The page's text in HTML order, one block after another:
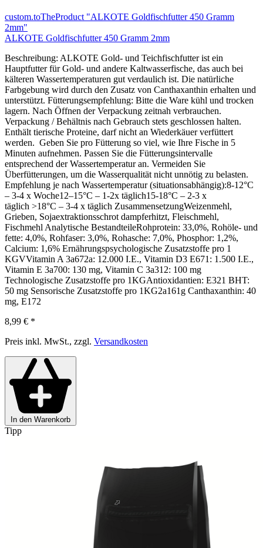
custom.toTheProduct "ALKOTE Goldfischfutter 450 Gramm
2mm"
ALKOTE Goldfischfutter 450 Gramm 2mm
Beschreibung: ALKOTE Gold- und Teichfischfutter ist ein
Hauptfutter für Gold- und andere Kaltwasserfische, das auch bei
kälteren Wassertemperaturen gut verdaulich ist. Die natürliche
Farbgebung wird durch den Zusatz von Canthaxanthin erhalten und
unterstützt. Fütterungsempfehlung: Bitte die Ware kühl und trocken
lagern. Nach Öffnen der Verpackung zeitnah verbrauchen.
Verpackung / Behältnis nach Gebrauch stets geschlossen halten.
Enthält tierische Proteine, darf nicht an Wiederkäuer verfüttert
werden. Geben Sie pro Fütterung so viel, wie Ihre Fische in 5
Minuten aufnehmen. Passen Sie die Fütterungsintervalle
entsprechend der Wassertemperatur an. Vermeiden Sie
Überfütterungen, um die Wasserqualität nicht unnötig zu belasten.
Empfehlung je nach Wassertemperatur (situationsabhängig):8-12°C
– 3-4 x Woche12–15°C – 1-2x täglich15-18°C – 2-3 x
täglich >18°C – 3-4 x täglich ZusammensetzungWeizenmehl,
Grieben, Sojaextraktionsschrot dampferhitzt, Fleischmehl,
Fischmehl Analytische BestandteileRohprotein: 33,0%, Rohöle- und
fette: 4,0%, Rohfaser: 3,0%, Rohasche: 7,0%, Phosphor: 1,2%,
Calcium: 1,6% Ernährungspsychologische Zusatzstoffe pro 1
KGVVitamin A 3a672a: 12.000 I.E., Vitamin D3 E671: 1.500 I.E.,
Vitamin E 3a700: 130 mg, Vitamin C 3a312: 100 mg
Technologische Zusatzstoffe pro 1KGAntioxidantien: E321 BHT:
50 mg Sensorische Zusatzstoffe pro 1KG2a161g Canthaxanthin: 40
mg, E172
8,99 € *
Preis inkl. MwSt., zzgl. Versandkosten
In den Warenkorb
Tipp